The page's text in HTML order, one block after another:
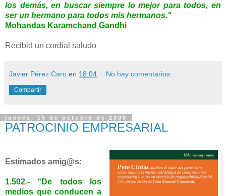
los demás, en buscar siempre lo mejor para todos, en
ser un hermano para todos mis hermanos."
Mohandas Karamchand Gandhi
Recibid un cordial saludo
Javier Pérez Caro en 18:04 No hay comentarios:
Compartir
jueves, 15 de octubre de 2009
PATROCINIO EMPRESARIAL
Estimados amig@s:
1.502.-
“De todos los
medios que conducen a